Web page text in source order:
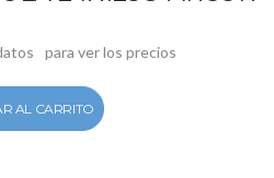
para ver los precios
AL CARRITO